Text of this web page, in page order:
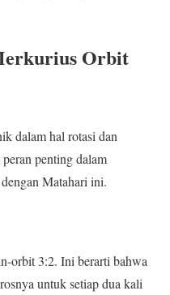
Orbit
dalam hal rotasi dan
penting dalam
Matahari ini.
orbit 3:2. Ini berarti bahwa
untuk setiap dua kali